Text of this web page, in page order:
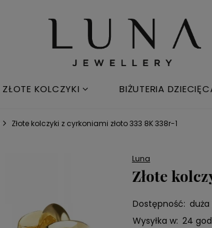
ZŁOTE KOLCZYKI BIŻUTERIA
Złote kolczyki z cyrkoniami złoto 333 8K 338r-1
Luna
Złote
Dostępność: duża
Wysyłka w: 24